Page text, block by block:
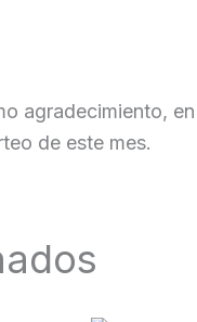
agradecimiento,
de este mes.